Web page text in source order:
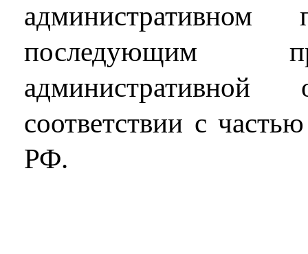
административном
последующим
административной
соответствии с
РФ.